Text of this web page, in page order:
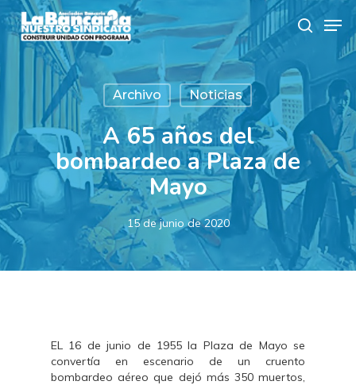
Skip
to
main
content
search
Archivo Noticias
A 65 años del
bombardeo a Plaza de
Mayo
15 de junio de 2020
EL 16 de junio de 1955 la Plaza de Mayo se
convertía en escenario de un cruento
bombardeo aéreo que dejó más 350 muertos,